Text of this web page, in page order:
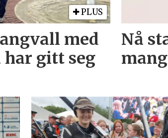
PLUS
med
har gitt seg
Nå